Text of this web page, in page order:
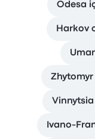
Odesa
Harkov
Ivano-